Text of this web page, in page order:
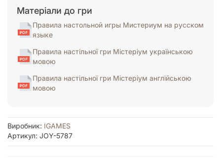
Матеріали до гри
Правила настольной игры Мистериум на русском
языке
Правила настільної гри Містеріум українською
мовою
Правила настільної гри Містеріум англійською
мовою
Виробник: IGAMES
Артикул: JOY-5787